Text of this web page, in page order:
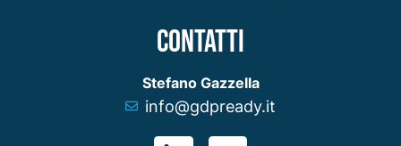
CONTATTI
Stefano Gazzella
info@gdpready.it